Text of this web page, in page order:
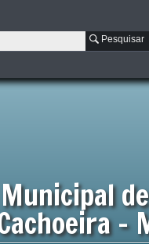
Pesquisar
-